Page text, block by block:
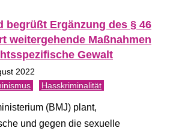
begrüßt Ergänzung des § 46
weitergehende Maßnahmen
Gewalt
2022
Hasskriminalität
(BMJ) plant,
und gegen die sexuelle